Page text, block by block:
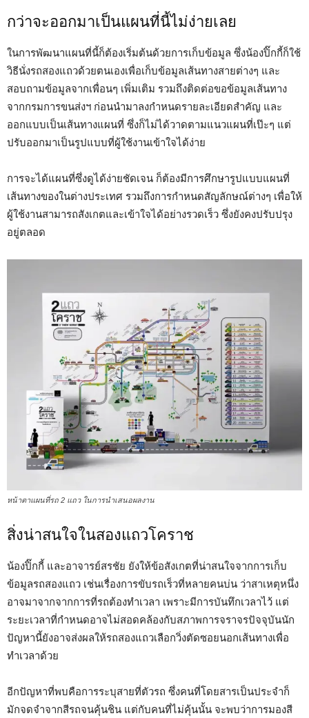
กว่าจะออกมาเป็นแผนที่นี้ไม่ง่ายเลย
ในการพัฒนาแผนที่นี้ก็ต้องเริ่มต้นด้วยการเก็บข้อมูล ซึ่งน้องปิ๊กกี้ก็ใช้
วิธีนั่งรถสองแถวด้วยตนเองเพื่อเก็บข้อมูลเส้นทางสายต่างๆ และ
สอบถามข้อมูลจากเพื่อนๆ เพิ่มเติม รวมถึงติดต่อขอข้อมูลเส้นทาง
จากกรมการขนส่งฯ ก่อนนำมาลงกำหนดรายละเอียดสำคัญ และ
ออกแบบเป็นเส้นทางแผนที่ ซึ่งก็ไม่ได้วาดตามแนวแผนที่เป๊ะๆ แต่
ปรับออกมาเป็นรูปแบบที่ผู้ใช้งานเข้าใจได้ง่าย
การจะได้แผนที่ซึ่งดูได้ง่ายชัดเจน ก็ต้องมีการศึกษารูปแบบแผนที่
เส้นทางของในต่างประเทศ รวมถึงการกำหนดสัญลักษณ์ต่างๆ เพื่อให้
ผู้ใช้งานสามารถสังเกตและเข้าใจได้อย่างรวดเร็ว ซึ่งยังคงปรับปรุง
อยู่ตลอด
หน้าตาแผนที่รถ 2 แถว ในการนำเสนอผลงาน
สิ่งน่าสนใจในสองแถวโคราช
น้องปิ๊กกี้ และอาจารย์สรชัย ยังให้ข้อสังเกตที่น่าสนใจจากการเก็บ
ข้อมูลรถสองแถว เช่นเรื่องการขับรถเร็วที่หลายคนบ่น ว่าสาเหตุหนึ่ง
อาจมาจากจากการที่รถต้องทำเวลา เพราะมีการบันทึกเวลาไว้ แต่
ระยะเวลาที่กำหนดอาจไม่สอดคล้องกับสภาพการจราจรปัจจุบันนัก
ปัญหานี้ยังอาจส่งผลให้รถสองแถวเลือกวิ่งตัดซอยนอกเส้นทางเพื่อ
ทำเวลาด้วย
อีกปัญหาที่พบคือการระบุสายที่ตัวรถ ซึ่งคนที่โดยสารเป็นประจำก็
มักจดจำจากสีรถจนคุ้นชิน แต่กับคนที่ไม่คุ้นนั้น จะพบว่าการมองสี